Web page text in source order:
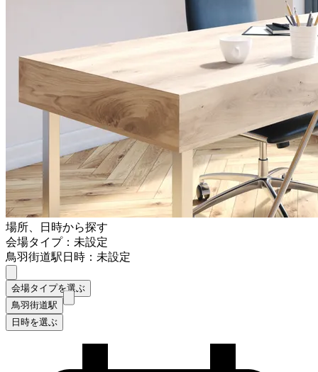
場所、日時から探す
会場タイプ：未設定
鳥羽街道駅日時：未設定
会場タイプを選ぶ
鳥羽街道駅
日時を選ぶ